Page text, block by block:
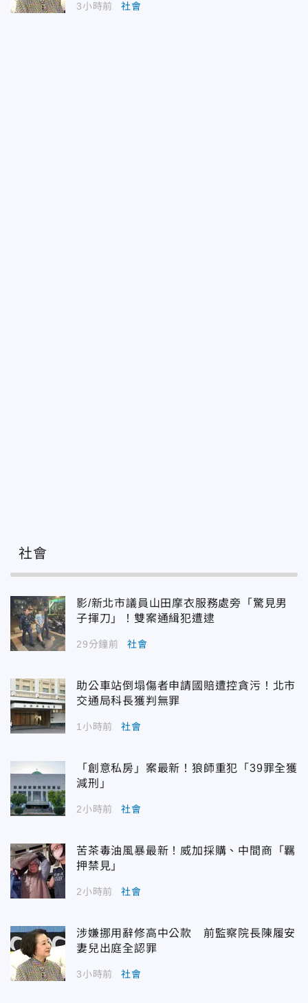
3小時前 社會
社會
影/新北市議員山田摩衣服務處旁「驚見男
子揮刀」！雙案通緝犯遭逮
29分鐘前 社會
助公車站倒塌傷者申請國賠遭控貪污！北市
交通局科長獲判無罪
1小時前 社會
「創意私房」案最新！狼師重犯「39罪全獲
減刑」
2小時前 社會
苦茶毒油風暴最新！威加採購、中間商「羈
押禁見」
2小時前 社會
涉嫌挪用辭修高中公款 前監察院長陳履安
妻兒出庭全認罪
3小時前 社會